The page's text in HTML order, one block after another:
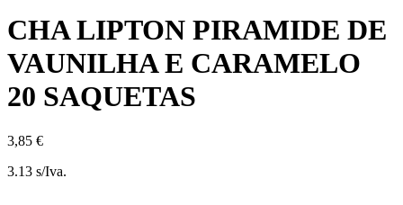
CHA LIPTON PIRAMIDE DE
VAUNILHA E CARAMELO
20 SAQUETAS
3,85 €
3.13 s/Iva.